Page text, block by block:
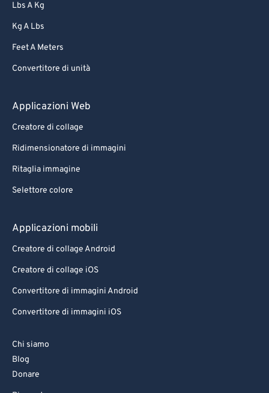
Lbs A Kg
Kg A Lbs
Feet A Meters
Convertitore di unità
Applicazioni Web
Creatore di collage
Ridimensionatore di immagini
Ritaglia immagine
Selettore colore
Applicazioni mobili
Creatore di collage Android
Creatore di collage iOS
Convertitore di immagini Android
Convertitore di immagini iOS
Chi siamo
Blog
Donare